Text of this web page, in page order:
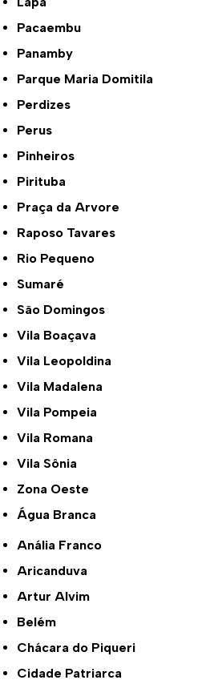
Pacaembu
Panamby
Parque Maria Domitila
Perdizes
Perus
Pinheiros
Pirituba
Praça da Arvore
Raposo Tavares
Rio Pequeno
Sumaré
São Domingos
Vila Boaçava
Vila Leopoldina
Vila Madalena
Vila Pompeia
Vila Romana
Vila Sônia
Zona Oeste
Água Branca
Anália Franco
Aricanduva
Artur Alvim
Belém
Chácara do Piqueri
Cidade Patriarca